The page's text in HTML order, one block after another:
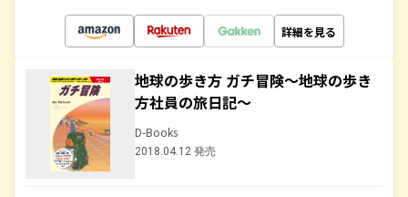
詳細を見る
地球の歩き方 ガチ冒険～地球の歩き
方社員の旅日記～
D-Books
2018.04.12 発売